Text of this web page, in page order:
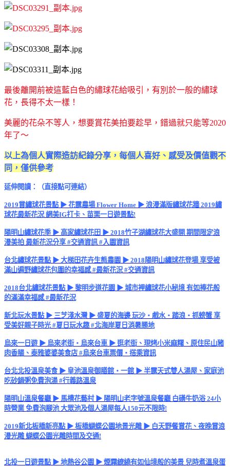
最後離開前被這藍白色的繡球花給吸引，有別於一般的繡球
花，長得不太一樣！
美麗的花朵不等人，想要賞花美拍要趁早，錯過就只能等2020
年了～
以上為個人實際造訪紀錄分享，每個人喜好、感受及價值觀不
同，僅供參考
延伸閱讀：（直接點可連結）
2019賞繡球花景點 ▶ 花露農場 Flower Home ▶ 浪漫滿版繡球花牆 2019繡
球花最新花況 網美IG打卡、苗栗一日遊景點!
陽明山繡球花季 ▶ 高家繡球花田 ▶ 2018竹子湖繡球花大盛開 期間限定浪
漫美拍 最新花況分享 #交通資訊 #入園資訊
台北繡球花景點 ▶ 大梯田花卉生態農園 ▶ 2018陽明山繡球花登場 享受被
滿山遍野繡球花包圍的幸福感 #最新花況 #交通資訊
2018台北繡球花景點 ▶ 黎明步道花園 ▶ 城市裡繡球花小秘境 有如捧花般
的滿滿幸福感 #最新花況
新北玩水景點 ▶ 三芝淺水灣 ▶ 盛夏的海邊 玩沙・戲水・踏浪・抓螃蟹 享
受美好親子時光 #夏日玩水趣 #北海岸夏日消暑勝地
烏來一日遊 ▶ 烏來老街・烏來台車 ▶ 逛老街、現烤小米麻糬、原住民山豬
肉香腸、泰雅婆婆美食店 #烏來台車票價・搭乘資訊
台北北投溫泉美食 ▶ 皇池溫泉御膳館・一館 ▶ 半露天式雙人湯屋、家庭池
吃砂鍋粥免費泡湯 #行義路溫泉
陽明山溫泉餐廳 ▶ 馬槽花藝村 ▶ 陽明山老字號溫泉餐廳 白磺牛奶浴 24小
時營業 免費泡腳池 大眾池及個人湯屋每人150元不限時!
2019新北板橋新亮點 ▶ 板橋蝴蝶公園地景光雕 ▶ 白天野餐賞花、夜晚賞浪
漫光雕 蝴蝶公園光雕時間及交通!
北投一日遊景點 ▶ 地熱谷公園 ▶ 煙霧繚繞有如仙境般的美景 兒時煮溫泉蛋